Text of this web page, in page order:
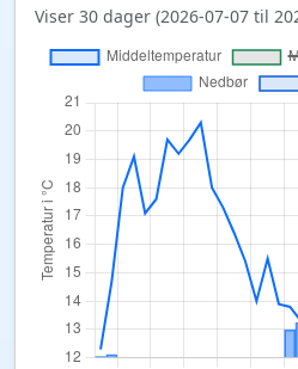
Viser 30 dager (2026-07-07 til